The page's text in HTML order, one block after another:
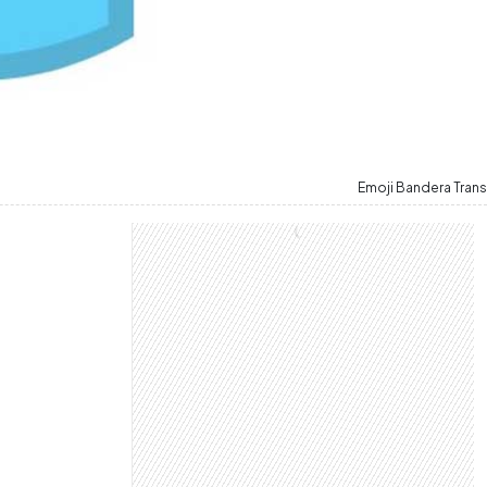
Emoji Bandera Trans